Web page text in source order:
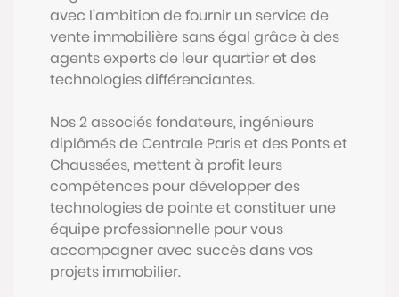
avec l’ambition de fournir un service de
vente immobilière sans égal grâce à des
agents experts de leur quartier et des
technologies différenciantes.
Nos 2 associés fondateurs, ingénieurs
diplômés de Centrale Paris et des Ponts et
Chaussées, mettent à profit leurs
compétences pour développer des
technologies de pointe et constituer une
équipe professionnelle pour vous
accompagner avec succès dans vos
projets immobilier.